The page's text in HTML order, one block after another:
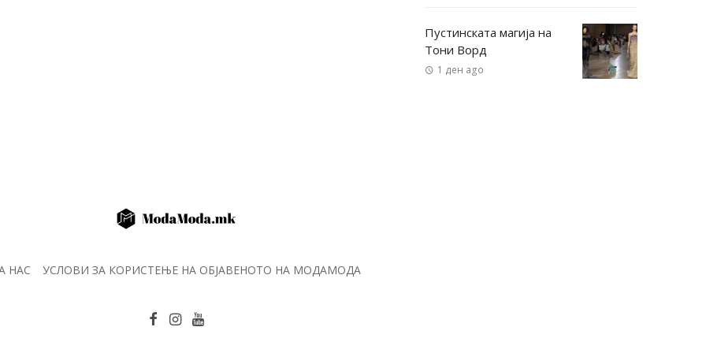
Пустинската магија на
Тони Ворд
1 ден ago
НАС УСЛОВИ ЗА КОРИСТЕЊЕ НА ОБЈАВЕНОТО НА МОДАМОДА